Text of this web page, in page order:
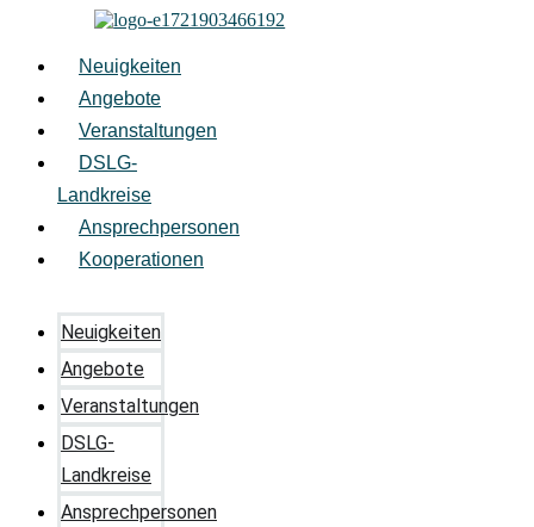
springen
Neuigkeiten
Angebote
Veranstaltungen
DSLG-
Landkreise
Ansprechpersonen
Kooperationen
Neuigkeiten
Angebote
Veranstaltungen
DSLG-
Landkreise
Ansprechpersonen